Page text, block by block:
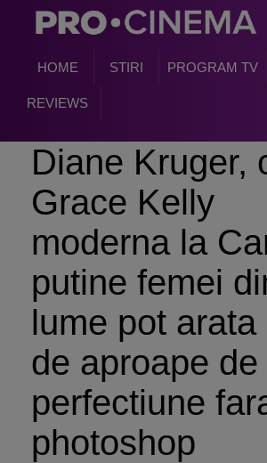
HOME STIRI PROGRAM TV
REVIEWS
Diane Kruger,
Grace Kelly
moderna la
putine femei
lume pot arata
de aproape de
perfectiune
photoshop